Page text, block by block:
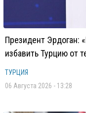
Президент Эрдоган:
избавить Турцию от
ТУРЦИЯ
06 Августа 2026 - 13:28